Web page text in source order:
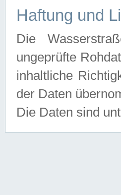
Haftung und
Die
ungeprüfte
inhaltliche
der Daten
Die Daten sind